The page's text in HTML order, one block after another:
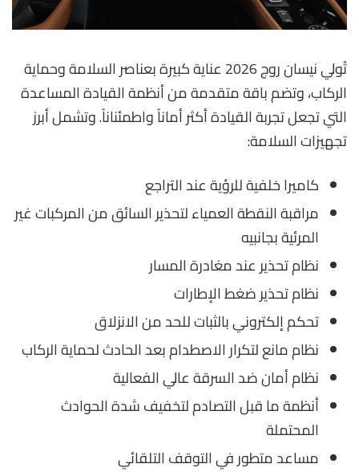
تُولي نيسان روج 2026 عناية كبيرة بعناصر السلامة وحماية
الركاب، وتضم باقة متقدمة من أنظمة القيادة المساعدة
التي تجعل تجربة القيادة أكثر أماناً واطمئناناً. وتشمل أبرز
تجهيزات السلامة:
كاميرا خلفية للرؤية عند التراجع
مراقبة النقطة العمياء لتحذير السائق من المركبات غير
المرئية بجانبيه
نظام تحذير عند مغادرة المسار
نظام تحذير ضغط الإطارات
تحكم إلكتروني بالثبات للحد من الانزلاق
نظام مانع لتكرار الاصطدام بعد الحادث لحماية الركاب
نظام أمان ضد السرقة عالي الفعالية
أنظمة ما قبل التصادم لتخفيف شدة الحوادث
المحتملة
مساعد متطور في التوقف التلقائي